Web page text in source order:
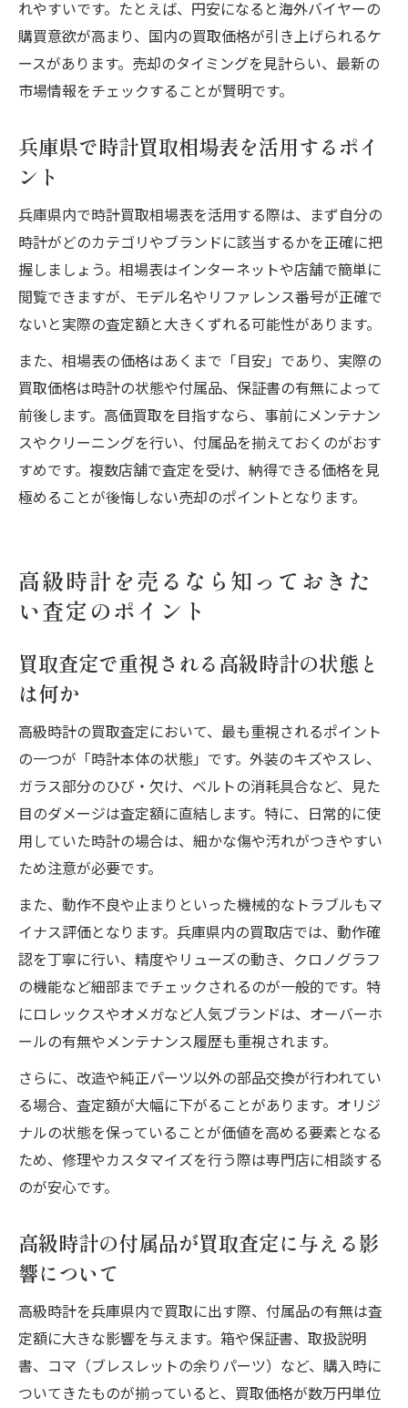
れやすいです。たとえば、円安になると海外バイヤーの
購買意欲が高まり、国内の買取価格が引き上げられるケ
ースがあります。売却のタイミングを見計らい、最新の
市場情報をチェックすることが賢明です。
兵庫県で時計買取相場表を活用するポイ
ント
兵庫県内で時計買取相場表を活用する際は、まず自分の
時計がどのカテゴリやブランドに該当するかを正確に把
握しましょう。相場表はインターネットや店舗で簡単に
閲覧できますが、モデル名やリファレンス番号が正確で
ないと実際の査定額と大きくずれる可能性があります。
また、相場表の価格はあくまで「目安」であり、実際の
買取価格は時計の状態や付属品、保証書の有無によって
前後します。高価買取を目指すなら、事前にメンテナン
スやクリーニングを行い、付属品を揃えておくのがおす
すめです。複数店舗で査定を受け、納得できる価格を見
極めることが後悔しない売却のポイントとなります。
高級時計を売るなら知っておきた
い査定のポイント
買取査定で重視される高級時計の状態と
は何か
高級時計の買取査定において、最も重視されるポイント
の一つが「時計本体の状態」です。外装のキズやスレ、
ガラス部分のひび・欠け、ベルトの消耗具合など、見た
目のダメージは査定額に直結します。特に、日常的に使
用していた時計の場合は、細かな傷や汚れがつきやすい
ため注意が必要です。
また、動作不良や止まりといった機械的なトラブルもマ
イナス評価となります。兵庫県内の買取店では、動作確
認を丁寧に行い、精度やリューズの動き、クロノグラフ
の機能など細部までチェックされるのが一般的です。特
にロレックスやオメガなど人気ブランドは、オーバーホ
ールの有無やメンテナンス履歴も重視されます。
さらに、改造や純正パーツ以外の部品交換が行われてい
る場合、査定額が大幅に下がることがあります。オリジ
ナルの状態を保っていることが価値を高める要素となる
ため、修理やカスタマイズを行う際は専門店に相談する
のが安心です。
高級時計の付属品が買取査定に与える影
響について
高級時計を兵庫県内で買取に出す際、付属品の有無は査
定額に大きな影響を与えます。箱や保証書、取扱説明
書、コマ（ブレスレットの余りパーツ）など、購入時に
ついてきたものが揃っていると、買取価格が数万円単位